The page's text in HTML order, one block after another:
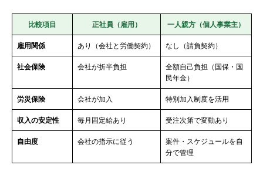
比較項目 正社員（雇用）
一人親方（個人事業主）
雇用関係
あり（会社と労働契約） なし（請負契約）
社会保険 会社が折半負担
全額自己負担（国保・国
民年金）
労災保険 会社が加入 特別加入制度を活用
収入の安定性 毎月固定給あり 受注次第で変動あり
自由度 会社の指示に従う
案件・スケジュールを自
分で管理